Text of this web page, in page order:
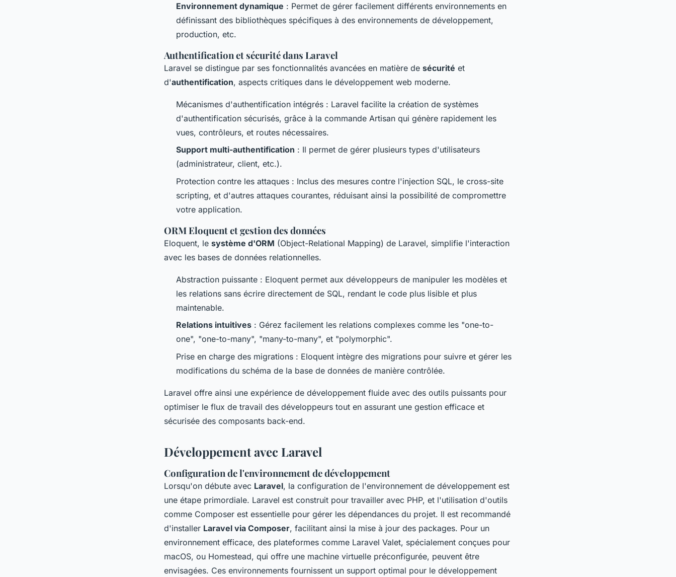
Environnement dynamique : Permet de gérer facilement différents environnements en
définissant des bibliothèques spécifiques à des environnements de développement,
production, etc.
Authentification et sécurité dans Laravel
Laravel se distingue par ses fonctionnalités avancées en matière de sécurité et
d'authentification, aspects critiques dans le développement web moderne.
Mécanismes d'authentification intégrés : Laravel facilite la création de systèmes
d'authentification sécurisés, grâce à la commande Artisan qui génère rapidement les
vues, contrôleurs, et routes nécessaires.
Support multi-authentification : Il permet de gérer plusieurs types d'utilisateurs
(administrateur, client, etc.).
Protection contre les attaques : Inclus des mesures contre l'injection SQL, le cross-site
scripting, et d'autres attaques courantes, réduisant ainsi la possibilité de compromettre
votre application.
ORM Eloquent et gestion des données
Eloquent, le système d'ORM (Object-Relational Mapping) de Laravel, simplifie l'interaction
avec les bases de données relationnelles.
Abstraction puissante : Eloquent permet aux développeurs de manipuler les modèles et
les relations sans écrire directement de SQL, rendant le code plus lisible et plus
maintenable.
Relations intuitives : Gérez facilement les relations complexes comme les "one-to-
one", "one-to-many", "many-to-many", et "polymorphic".
Prise en charge des migrations : Eloquent intègre des migrations pour suivre et gérer les
modifications du schéma de la base de données de manière contrôlée.
Laravel offre ainsi une expérience de développement fluide avec des outils puissants pour
optimiser le flux de travail des développeurs tout en assurant une gestion efficace et
sécurisée des composants back-end.
Développement avec Laravel
Configuration de l'environnement de développement
Lorsqu'on débute avec Laravel, la configuration de l'environnement de développement est
une étape primordiale. Laravel est construit pour travailler avec PHP, et l'utilisation d'outils
comme Composer est essentielle pour gérer les dépendances du projet. Il est recommandé
d'installer Laravel via Composer, facilitant ainsi la mise à jour des packages. Pour un
environnement efficace, des plateformes comme Laravel Valet, spécialement conçues pour
macOS, ou Homestead, qui offre une machine virtuelle préconfigurée, peuvent être
envisagées. Ces environnements fournissent un support optimal pour le développement